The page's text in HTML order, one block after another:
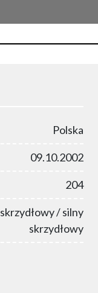
Polska
09.10.2002
204
/ silny
skrzydłowy